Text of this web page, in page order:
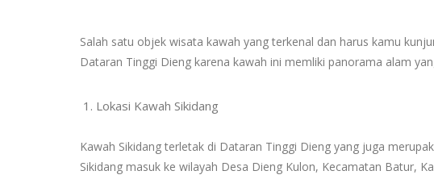
Salah satu objek wisata kawah yang terkenal dan harus kamu
Dataran Tinggi Dieng karena kawah ini memliki panorama alam
Lokasi Kawah Sikidang
Kawah Sikidang terletak di Dataran Tinggi Dieng yang juga
Sikidang masuk ke wilayah Desa Dieng Kulon, Kecamatan Batur,